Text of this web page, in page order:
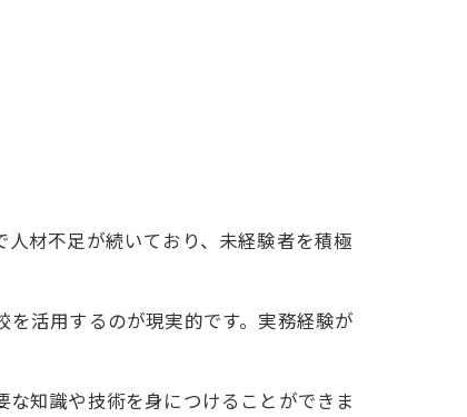
材不足が続いており、未経験者を積極
活用するのが現実的です。実務経験が
知識や技術を身につけることができま